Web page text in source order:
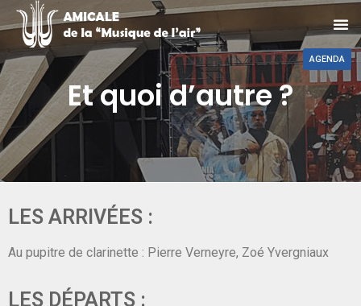
AGENDA
Et quoi d’autre ?
LES ARRIVÉES :
Au pupitre de clarinette : Pierre Verneyre, Zoé Yvergniaux
LES DÉPARTS :